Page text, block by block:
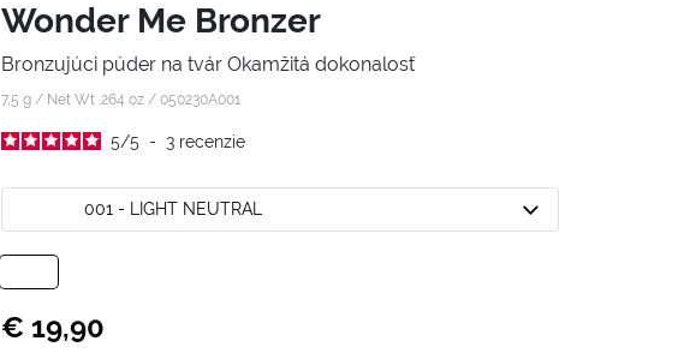
Wonder Me Bronzer
Bronzujúci púder na tvár Okamžitá dokonalosť
7,5 g / Net Wt .264 oz / 050230A001
5/5 - 3 recenzie
001 - LIGHT NEUTRAL
€ 19,90